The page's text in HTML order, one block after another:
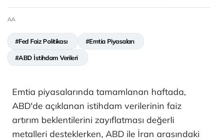
AA
#Fed Faiz Politikası #Emtia Piyasaları
#ABD İstihdam Verileri
Emtia piyasalarında tamamlanan haftada,
ABD'de açıklanan istihdam verilerinin faiz
artırım beklentilerini zayıflatması değerli
metalleri desteklerken, ABD ile İran arasındaki